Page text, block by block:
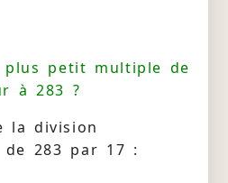
plus petit multiple de
à 283 ?
la division
de 283 par 17 :